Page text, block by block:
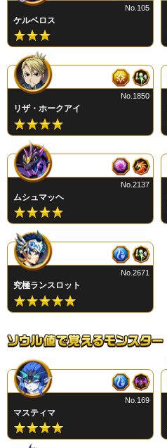
ケルベロス
No.105
リザ・ホークアイ
No.1850
ムシュマッヘ
No.2137
究極ランスロット
No.2671
マスティマ
No.169